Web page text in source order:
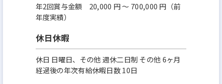
年2回賞与金額 20,000 円 ～ 700,000 円（前
年度実績）
休日休暇
休日 日曜日、その他 週休二日制 その他 6ヶ月
経過後の年次有給休暇日数 10日